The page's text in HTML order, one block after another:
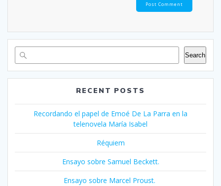
Search
RECENT POSTS
Recordando el papel de Emoé De La Parra en la
telenovela María Isabel
Réquiem
Ensayo sobre Samuel Beckett.
Ensayo sobre Marcel Proust.